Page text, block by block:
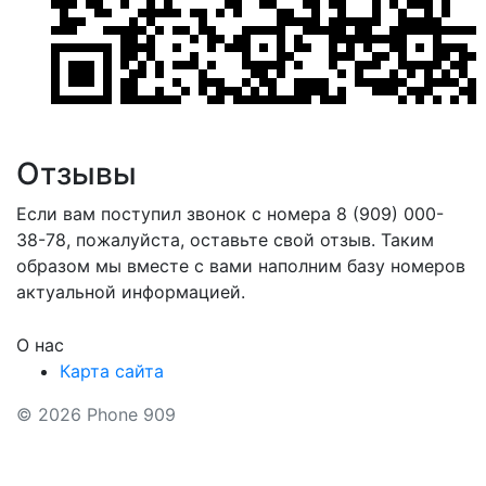
Отзывы
Если вам поступил звонок с номера 8 (909) 000-
38-78, пожалуйста, оставьте свой отзыв. Таким
образом мы вместе с вами наполним базу номеров
актуальной информацией.
О нас
Карта сайта
© 2026 Phone 909